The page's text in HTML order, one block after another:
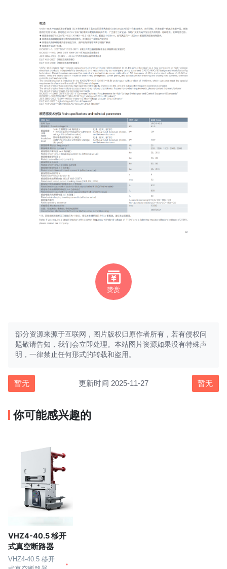
赞赏
部分资源来源于互联网，图片版权归原作者所有，若有侵权问
题敬请告知，我们会立即处理。本站图片资源如果没有特殊声
明，一律禁止任何形式的转载和盗用。
暂无 更新时间 2025-11-27 暂无
你可能感兴趣的
VHZ4-40.5 移开
式真空断路器
VHZ4-40.5 移开